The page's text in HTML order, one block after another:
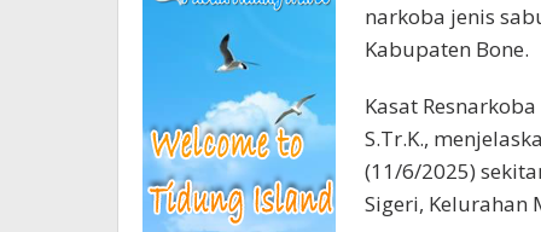
narkoba jenis
Kabupaten Bone.
Kasat
S.Tr.K.,
(11/6/2025)
Sigeri, Kelurahan